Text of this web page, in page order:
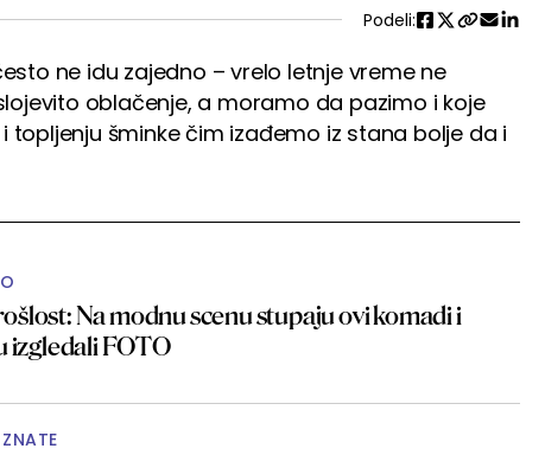
Podeli:
ne idu zajedno – vrelo letnje vreme ne
oblačenje, a moramo da pazimo i koje
topljenju šminke čim izađemo iz stana bolje da i
Na modnu scenu stupaju ovi komadi i
izgledali FOTO